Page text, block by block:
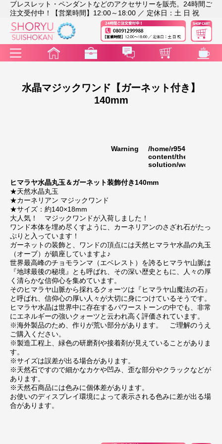
ブレスレット・ペンダントなどのアクセサリーを販売。24時間ご
注文受付中！【営業時間】12:00～18:00 ／ 定休日：土 日 祝
水晶マジックワンド【ガーネット付き】
140mm
Warning
/home/r9541948/
content/themes/
solution/
ヒマラヤ水晶丸玉＆ガーネット装飾付き140mm
★天然水晶丸玉
★カーネリアン マジックワンド
★サイズ：約140×18mm
大人気！ マジックワンドが入荷しました！
ワンド本体を埋め尽くすように、カーネリアンのさざれ石がたっ
ぷりと入っています！
ガーネットの装飾と、ワンドの頂点には天然ヒマラヤ水晶の丸玉
（オーブ）が鎮座していますよ♪
世界最高峰のチョモランマ（エベレスト）を誇るヒマラヤ山脈は
『地球最後の秘境』とも呼ばれ、その深い歴史ともに、人々の厚
く清らかな信仰心を集めています。
そのヒマラヤ山脈から採れるクォーツは『ヒマラヤ山魔法の石』
と呼ばれ、信仰心の厚い人々が大切に身につけているそうです。
ヒマラヤ水晶は世界中に存在するパワーストーンの中でも、非常
にエネルギーの強いクォーツと云われ高く評価されています。
※海外製品のため、作りが荒い部分があります。 ご理解のうえ
ご購入ください。
※製造工程上、緑色の研磨剤や接着剤が見えていることがありま
す。
※サイズは誤差が出る場合があります。
※天然石ですので細かなカケや凹み、歪な部分やクラックなどが
あります。
※天然石商品には色みに個体差があります。
お使いのディスプレイ環境によって表示される色みに差が出る場
合があります。